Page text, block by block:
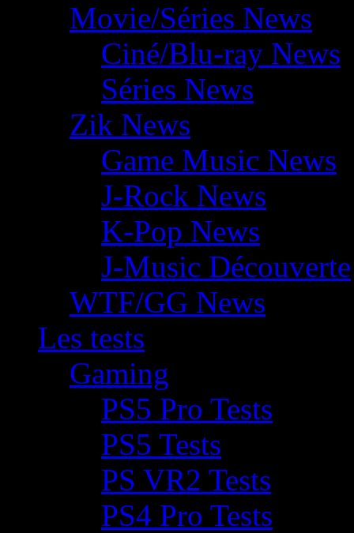
Movie/Séries News
Ciné/Blu-ray News
Séries News
Zik News
Game Music News
J-Rock News
K-Pop News
J-Music Découverte
WTF/GG News
Les tests
Gaming
PS5 Pro Tests
PS5 Tests
PS VR2 Tests
PS4 Pro Tests